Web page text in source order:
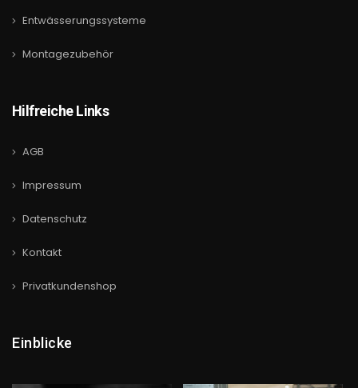
Entwässerungssysteme
Montagezubehör
Hilfreiche Links
AGB
Impressum
Datenschutz
Kontakt
Privatkundenshop
Einblicke